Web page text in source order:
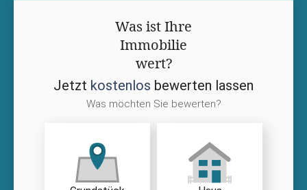
Was ist Ihre
Immobilie
wert?
Jetzt kostenlos bewerten lassen
Was möchten Sie bewerten?